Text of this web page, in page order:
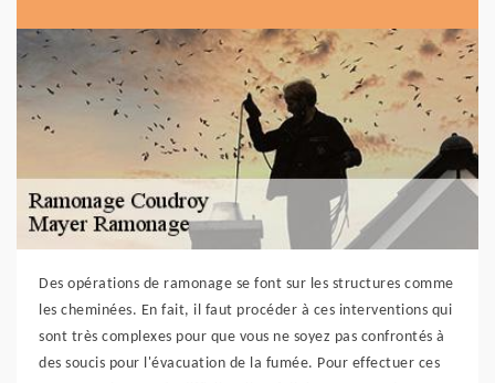
Des opérations de ramonage se font sur les structures comme
les cheminées. En fait, il faut procéder à ces interventions qui
sont très complexes pour que vous ne soyez pas confrontés à
des soucis pour l'évacuation de la fumée. Pour effectuer ces